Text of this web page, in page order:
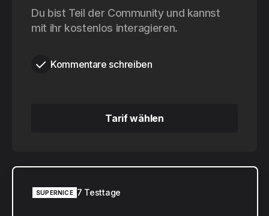
0 pro Jahr
Du bist Teil der Community und kannst
mit ihr kostenlos interagieren.
Kommentare schreiben
Tarif wählen
SUPERNICE 7 Testtage